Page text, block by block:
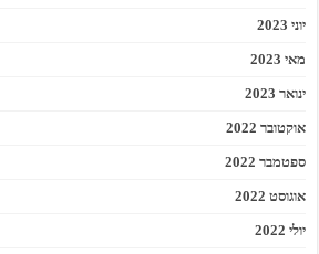
יוני 2023
מאי 2023
ינואר 2023
אוקטובר 2022
ספטמבר 2022
אוגוסט 2022
יולי 2022